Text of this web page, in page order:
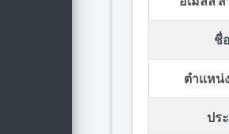
ชื่
ตำแหน่
ปร